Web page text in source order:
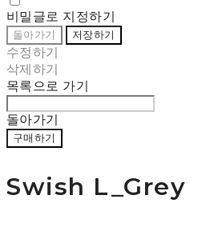
비밀글로 지정하기
돌아가기 저장하기
수정하기
삭제하기
목록으로 가기
돌아가기
구매하기
Swish L_Grey